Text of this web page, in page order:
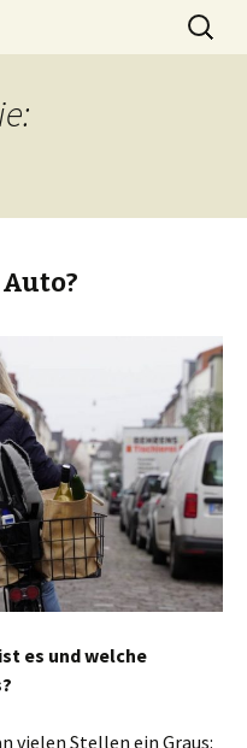
Suchen
nach:
es und welche
vielen Stellen ein Graus: